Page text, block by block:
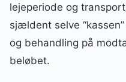
lejeperiode og
sjældent selve
og behandling på
beløbet.